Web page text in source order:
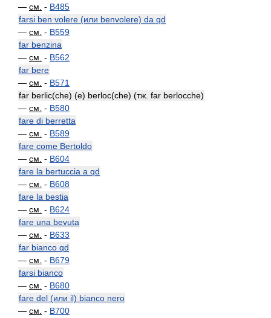
— см. - B485
farsi ben volere (или benvolere) da qd
— см. - B559
far benzina
— см. - B562
far bere
— см. - B571
far berlic(che) (e) berloc(che) (тж. far berlocche)
— см. - B580
fare di berretta
— см. - B589
fare come Bertoldo
— см. - B604
fare la bertuccia a qd
— см. - B608
fare la bestia
— см. - B624
fare una bevuta
— см. - B633
far bianco qd
— см. - B679
farsi bianco
— см. - B680
fare del (или il) bianco nero
— см. - B700